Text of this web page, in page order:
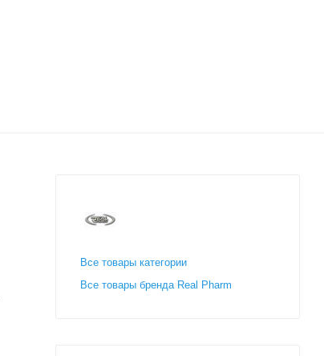
Все товары категории
Все товары бренда Real Pharm